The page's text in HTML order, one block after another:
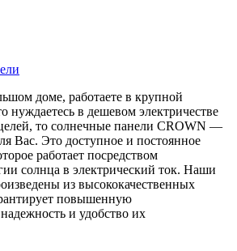
доме, работаете в крупной
нуждаетесь в дешевом электричестве
то солнечные панели CROWN —
Вас. Это доступное и постоянное
работает посредством
солнца в электрический ток. Наши
из высококачественных
повышенную
и удобство их